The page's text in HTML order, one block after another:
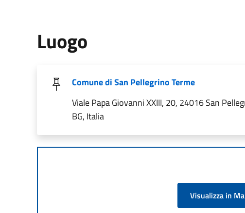
Luogo
Comune di San Pellegrino Terme
Viale Papa Giovanni XXIII, 20, 24016 San
BG, Italia
Visualizza in